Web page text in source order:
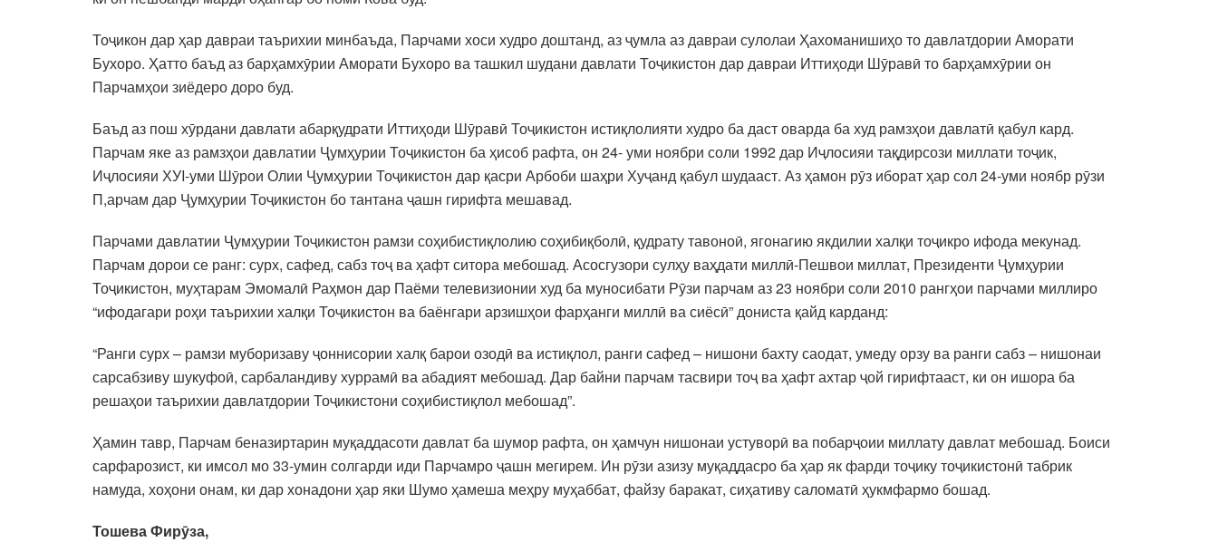
Тоҷикон дар ҳар давраи таърихии минбаъда, Парчами хоси худро доштанд, аз ҷумла аз давраи сулолаи Ҳахоманишиҳо то давлатдории Аморати
Бухоро. Ҳатто баъд аз барҳамхӯрии Аморати Бухоро ва ташкил шудани давлати Тоҷикистон дар давраи Иттиҳоди Шӯравӣ то барҳамхӯрии он
Парчамҳои зиёдеро доро буд.
Баъд аз пош хӯрдани давлати абарқудрати Иттиҳоди Шӯравӣ Тоҷикистон истиқлолияти худро ба даст оварда ба худ рамзҳои давлатӣ қабул кард.
Парчам яке аз рамзҳои давлатии Ҷумҳурии Тоҷикистон ба ҳисоб рафта, он 24- уми ноябри соли 1992 дар Иҷлосияи тақдирсози миллати тоҷик,
Иҷлосияи ХУI-уми Шӯрои Олии Ҷумҳурии Тоҷикистон дар қасри Арбоби шаҳри Хуҷанд қабул шудааст. Аз ҳамон рӯз иборат ҳар сол 24-уми ноябр рӯзи
П,арчам дар Ҷумҳурии Тоҷикистон бо тантана ҷашн гирифта мешавад.
Парчами давлатии Ҷумҳурии Тоҷикистон рамзи соҳибистиқлолию соҳибиқболӣ, қудрату тавоноӣ, ягонагию якдилии халқи тоҷикро ифода мекунад.
Парчам дорои се ранг: сурх, сафед, сабз тоҷ ва ҳафт ситора мебошад. Асосгузори сулҳу ваҳдати миллӣ-Пешвои миллат, Президенти Ҷумҳурии
Тоҷикистон, муҳтарам Эмомалӣ Раҳмон дар Паёми телевизионии худ ба муносибати Рӯзи парчам аз 23 ноябри соли 2010 рангҳои парчами миллиро
“ифодагари роҳи таърихии халқи Тоҷикистон ва баёнгари арзишҳои фарҳанги миллӣ ва сиёсӣ” дониста қайд карданд:
“Ранги сурх – рамзи муборизаву ҷоннисории халқ барои озодӣ ва истиқлол, ранги сафед – нишони бахту саодат, умеду орзу ва ранги сабз – нишонаи
сарсабзиву шукуфоӣ, сарбаландиву хуррамӣ ва абадият мебошад. Дар байни парчам тасвири тоҷ ва ҳафт ахтар ҷой гирифтааст, ки он ишора ба
решаҳои таърихии давлатдории Тоҷикистони соҳибистиқлол мебошад”.
Ҳамин тавр, Парчам беназиртарин муқаддасоти давлат ба шумор рафта, он ҳамчун нишонаи устуворӣ ва побарҷоии миллату давлат мебошад. Боиси
сарфарозист, ки имсол мо 33-умин солгарди иди Парчамро ҷашн мегирем. Ин рӯзи азизу муқаддасро ба ҳар як фарди тоҷику тоҷикистонӣ табрик
намуда, хоҳони онам, ки дар хонадони ҳар яки Шумо ҳамеша меҳру муҳаббат, файзу баракат, сиҳативу саломатӣ ҳукмфармо бошад.
Тошева Фирӯза,